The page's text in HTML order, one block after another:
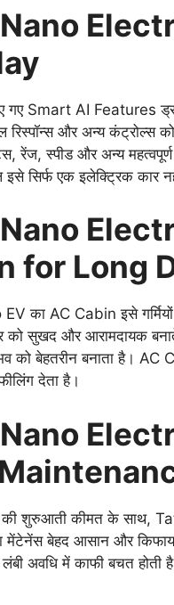
गए Smart AI Features
रिस्पॉन्स और अन्य
रेंज, स्पीड और अन्य
इसे सिर्फ एक इलेक्ट्रिक कार
for Long
का AC Cabin इसे गर्मियों
सुखद और आरामदायक बनाते
को बेहतरीन बनाता है।
देता है।
शुरुआती कीमत के साथ,
मेंटेनेंस बेहद आसान और
अवधि में काफी बचत होती